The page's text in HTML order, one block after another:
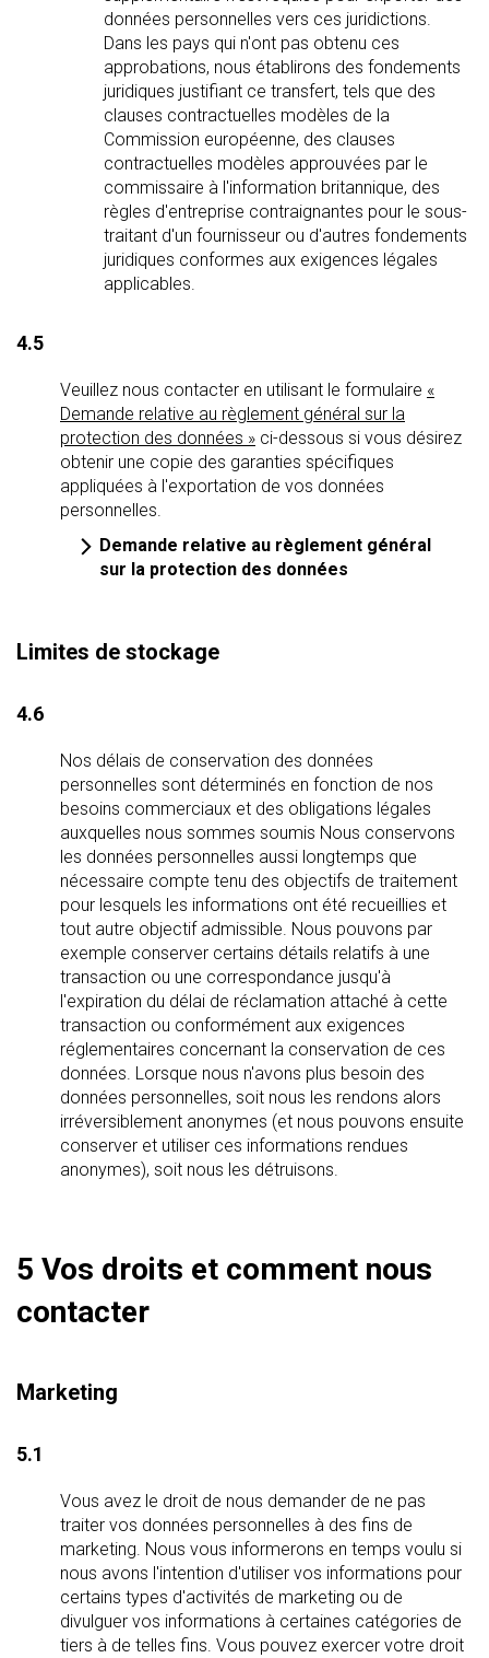
données personnelles vers ces juridictions.
Dans les pays qui n'ont pas obtenu ces
approbations, nous établirons des fondements
juridiques justifiant ce transfert, tels que des
clauses contractuelles modèles de la
Commission européenne, des clauses
contractuelles modèles approuvées par le
commissaire à l'information britannique, des
règles d'entreprise contraignantes pour le sous-
traitant d'un fournisseur ou d'autres fondements
juridiques conformes aux exigences légales
applicables.
4.5
Veuillez nous contacter en utilisant le formulaire «
Demande relative au règlement général sur la
protection des données » ci-dessous si vous désirez
obtenir une copie des garanties spécifiques
appliquées à l'exportation de vos données
personnelles.
Demande relative au règlement général
sur la protection des données
Limites de stockage
4.6
Nos délais de conservation des données
personnelles sont déterminés en fonction de nos
besoins commerciaux et des obligations légales
auxquelles nous sommes soumis Nous conservons
les données personnelles aussi longtemps que
nécessaire compte tenu des objectifs de traitement
pour lesquels les informations ont été recueillies et
tout autre objectif admissible. Nous pouvons par
exemple conserver certains détails relatifs à une
transaction ou une correspondance jusqu'à
l'expiration du délai de réclamation attaché à cette
transaction ou conformément aux exigences
réglementaires concernant la conservation de ces
données. Lorsque nous n'avons plus besoin des
données personnelles, soit nous les rendons alors
irréversiblement anonymes (et nous pouvons ensuite
conserver et utiliser ces informations rendues
anonymes), soit nous les détruisons.
5 Vos droits et comment nous
contacter
Marketing
5.1
Vous avez le droit de nous demander de ne pas
traiter vos données personnelles à des fins de
marketing. Nous vous informerons en temps voulu si
nous avons l'intention d'utiliser vos informations pour
certains types d'activités de marketing ou de
divulguer vos informations à certaines catégories de
tiers à de telles fins. Vous pouvez exercer votre droit